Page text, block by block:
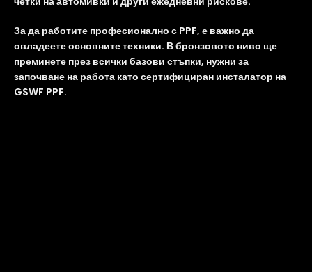
За да работите професионално с PPF, е важно да
овладеете основните техники. В бронзовото ниво ще
преминете през всички базови стъпки, нужни за
започване на работа като сертифициран инсталатор на
GSWF PPF.